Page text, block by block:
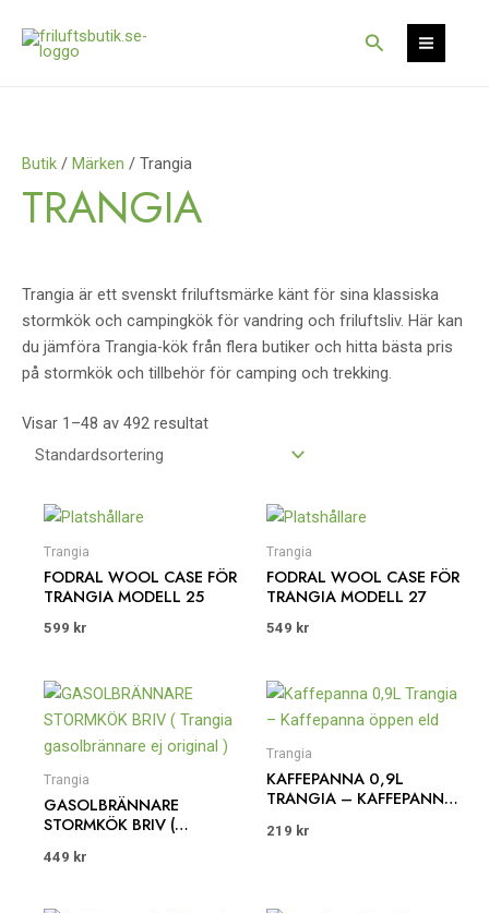
Sök
e
h
e
hButik / Märken / Trangia
TRANGIA
Trangia är ett svenskt friluftsmärke känt för sina klassiska
stormkök och campingkök för vandring och friluftsliv. Här kan
du jämföra Trangia-kök från flera butiker och hitta bästa pris
på stormkök och tillbehör för camping och trekking.
Visar 1–48 av 492 resultat
Trangia
FODRAL WOOL CASE FÖR
TRANGIA MODELL 25
599 kr
Trangia
FODRAL WOOL CASE FÖR
TRANGIA MODELL 27
549 kr
Trangia
GASOLBRÄNNARE
STORMKÖK BRIV (
GASOLBRÄNNARE EJ
449 kr
Trangia
KAFFEPANNA 0,9L
TRANGIA – KAFFEPANNA
219 kr